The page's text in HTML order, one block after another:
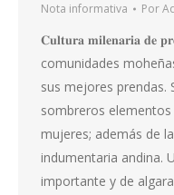
Nota informativa Por
𝐂𝐮𝐥𝐭𝐮𝐫𝐚 𝐦𝐢𝐥𝐞𝐧𝐚𝐫𝐢𝐚 𝐝𝐞
comunidades
sus mejores prendas.
sombreros
mujeres; además de
indumentaria andina.
importante y de